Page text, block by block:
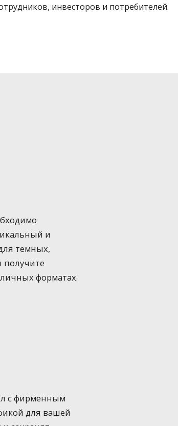
инвесторов и потребителей.
и
темных,
получите
форматах.
с фирменным
для вашей